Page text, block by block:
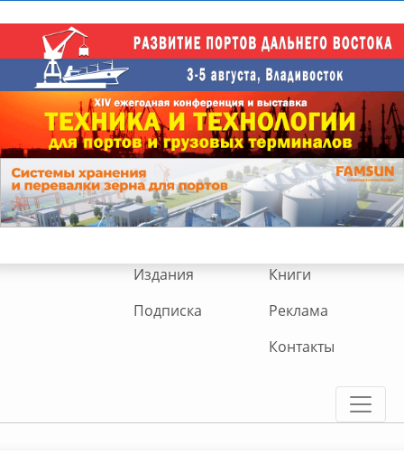
Издания
Книги
Подписка
Реклама
Контакты